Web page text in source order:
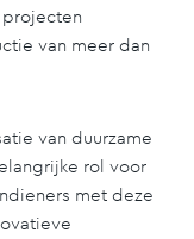
van meer dan
van duurzame
rol voor
met deze